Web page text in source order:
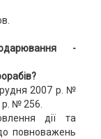
-
2007 р. №
р. № 256.
дії та
повноважень